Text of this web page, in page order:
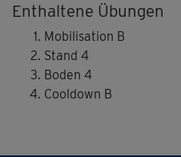
Schippchen anspruchsvoller.
Kniebeugen, Bizeps-Curls
erholsame Dehnungen im
Enthaltene Übungen
Mobilisation B
Stand 4
Boden 4
Cooldown B